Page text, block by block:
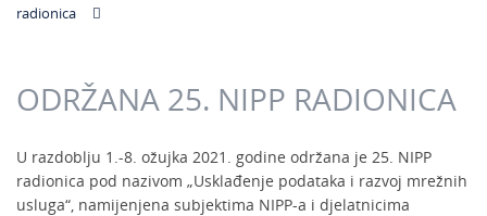
radionica
ODRŽANA 25. NIPP RADIONICA
U razdoblju 1.-8. ožujka 2021. godine održana je 25. NIPP
radionica pod nazivom „Usklađenje podataka i razvoj mrežnih
usluga“, namijenjena subjektima NIPP-a i djelatnicima